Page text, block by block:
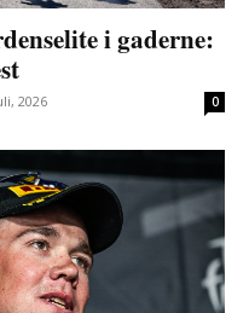
i gaderne:
2026 0